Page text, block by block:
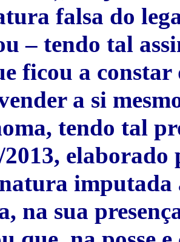
falsa do
– tendo tal
ficou a constar
a si
tendo tal
2013,
na sua